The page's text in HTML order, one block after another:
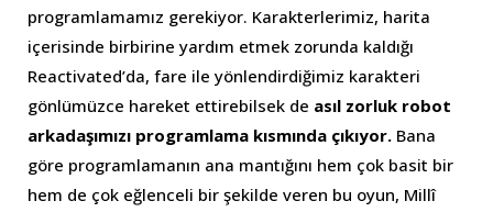
programlamamız gerekiyor. Karakterlerimiz, harita
içerisinde birbirine yardım etmek zorunda kaldığı
Reactivated’da, fare ile yönlendirdiğimiz karakteri
gönlümüzce hareket ettirebilsek de asıl zorluk robot
arkadaşımızı programlama kısmında çıkıyor. Bana
göre programlamanın ana mantığını hem çok basit bir
hem de çok eğlenceli bir şekilde veren bu oyun, Millî